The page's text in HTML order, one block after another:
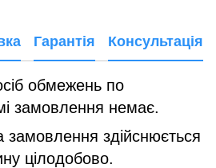
Гарантія Консультація
обмежень по
замовлення немає.
здійснюється
цілодобово.